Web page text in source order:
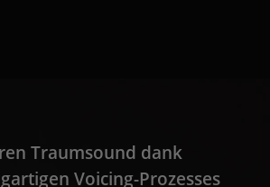
Traumsound dank
Voicing-Prozesses